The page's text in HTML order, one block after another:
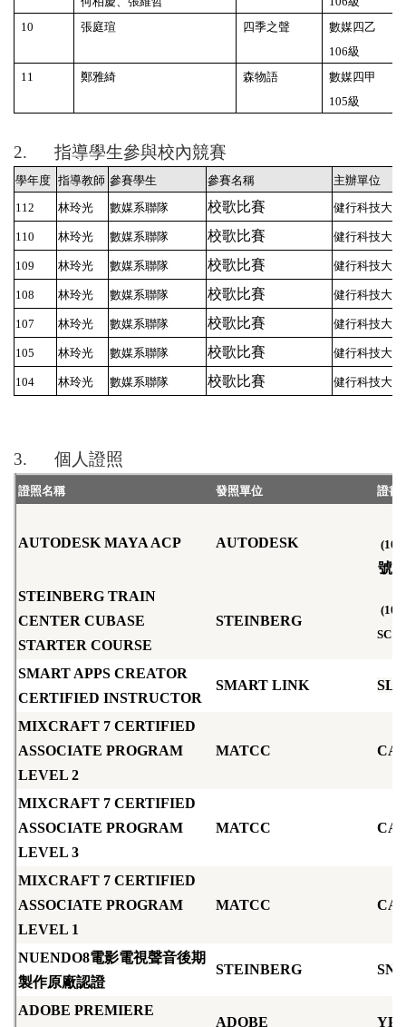
10
張庭瑄 四季之聲
數媒四乙
106級
11
鄭雅綺 森物語
數媒四甲
105級
2. 指導學生參與校內競賽
學年度 指導教師 參賽學生 參賽名稱
主辦單位
112
林玲光 數媒系聯隊 校歌比賽 健行科技大學
110 林玲光 數媒系聯隊 校歌比賽 健行科技大學
109 林玲光 數媒系聯隊 校歌比賽 健行科技大學
108 林玲光 數媒系聯隊 校歌比賽 健行科技大學
107 林玲光 數媒系聯隊 校歌比賽 健行科技大學
105 林玲光 數媒系聯隊 校歌比賽 健行科技大學
104 林玲光 數媒系聯隊 校歌比賽 健行科技大學
3. 個人證照
證照名稱 發照單位 證書
AUTODESK MAYA ACP AUTODESK (105
號
STEINBERG TRAIN
CENTER CUBASE
STARTER COURSE
STEINBERG
SMART APPS CREATOR
CERTIFIED INSTRUCTOR
SMART LINK
MIXCRAFT 7 CERTIFIED
ASSOCIATE PROGRAM
LEVEL 2
MATCC
MIXCRAFT 7 CERTIFIED
ASSOCIATE PROGRAM
LEVEL 3
MATCC
MIXCRAFT 7 CERTIFIED
ASSOCIATE PROGRAM
LEVEL 1
MATCC
NUENDO8電影電視聲音後期
製作原廠認證
STEINBERG
ADOBE PREMIERE
ADOBE